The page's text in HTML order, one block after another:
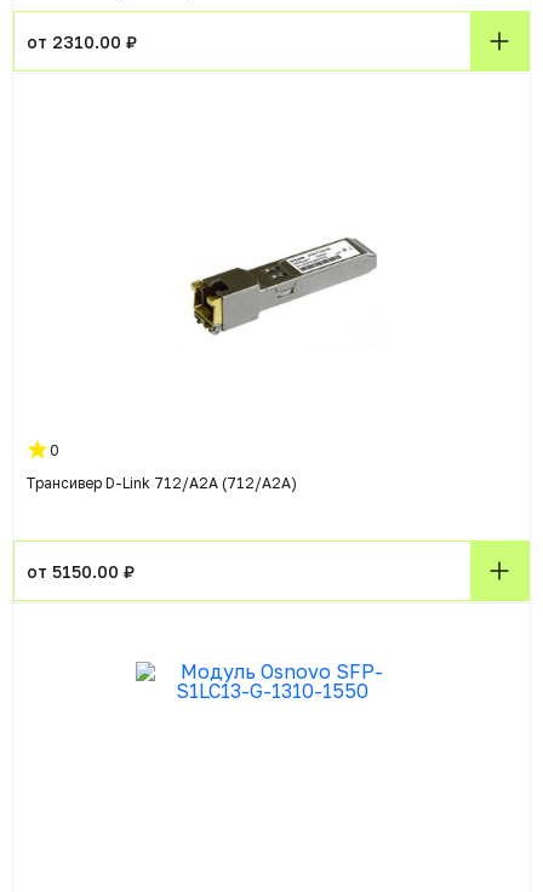
от 2310.00 ₽
0
Трансивер D-Link 712/A2A (712/A2A)
от 5150.00 ₽